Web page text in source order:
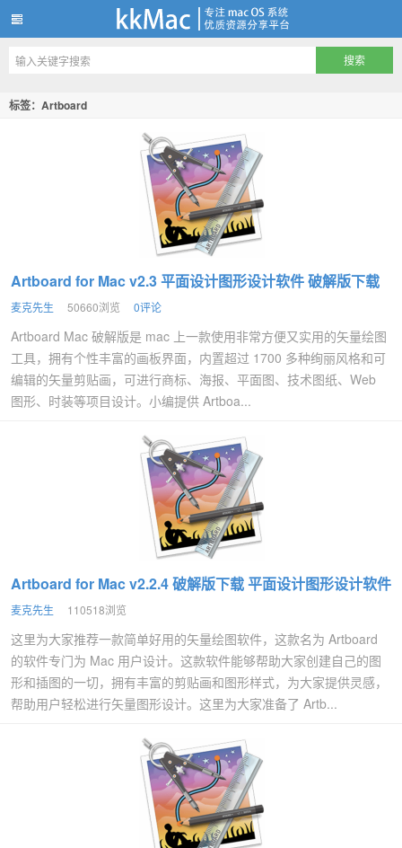
kkMac
标签：Artboard
Artboard for Mac v2.3 平面设计图形设计软件 破解版下载
麦克先生 50660浏览 0评论
Artboard Mac 破解版是 mac 上一款使用非常方便又实用的矢量绘图
工具，拥有个性丰富的画板界面，内置超过 1700 多种绚丽风格和可
编辑的矢量剪贴画，可进行商标、海报、平面图、技术图纸、Web
图形、时装等项目设计。小编提供 Artboa...
Artboard for Mac v2.2.4 破解版下载 平面设计图形设计软件
麦克先生 110518浏览
这里为大家推荐一款简单好用的矢量绘图软件，这款名为 Artboard
的软件专门为 Mac 用户设计。这款软件能够帮助大家创建自己的图
形和插图的一切，拥有丰富的剪贴画和图形样式，为大家提供灵感，
帮助用户轻松进行矢量图形设计。这里为大家准备了 Artb...